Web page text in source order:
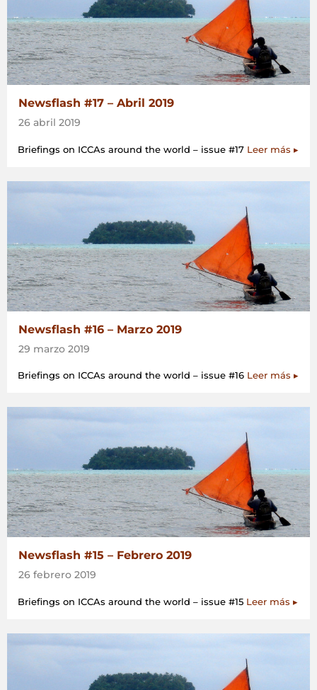
Newsflash #17 – Abril 2019
26 abril 2019
Briefings on ICCAs around the world – issue #17 Leer más ▸
Newsflash #16 – Marzo 2019
29 marzo 2019
Briefings on ICCAs around the world – issue #16 Leer más ▸
Newsflash #15 – Febrero 2019
26 febrero 2019
Briefings on ICCAs around the world – issue #15 Leer más ▸